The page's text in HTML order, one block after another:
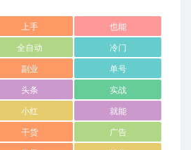
上手 也能
全自动 冷门
副业 单号
头条 实战
小红 就能
干货 广告